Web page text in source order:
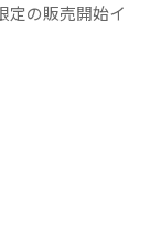
定の販売開始イ